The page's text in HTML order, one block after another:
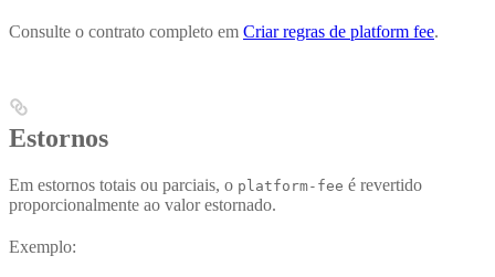
Consulte o contrato completo em Criar regras de platform fee.
Estornos
Em estornos totais ou parciais, o platform-fee é revertido
proporcionalmente ao valor estornado.
Exemplo: